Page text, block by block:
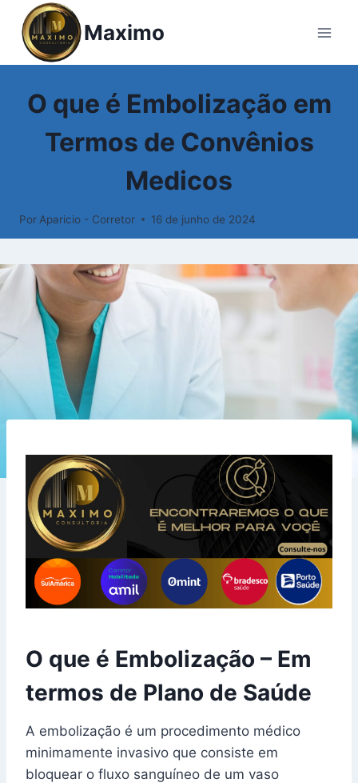
Pular
para
Maximo
O que é Embolização em
Termos de Convênios
Medicos
Por Aparicio - Corretor 16 de junho de 2024
O que é Embolização – Em
termos de Plano de Saúde
A embolização é um procedimento médico
minimamente invasivo que consiste em
bloquear o fluxo sanguíneo de um vaso